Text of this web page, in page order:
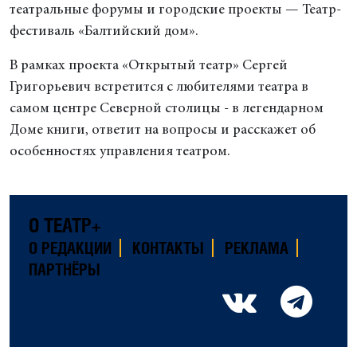
театральные форумы и городские проекты — Театр-
фестиваль «Балтийский дом».
В рамках проекта «Открытый театр» Сергей
Григорьевич встретится с любителями театра в
самом центре Северной столицы - в легендарном
Доме книги, ответит на вопросы и расскажет об
особенностях управления театром.
О ТЕАТР+
О РЕДАКЦИИ КОНТАКТЫ
РЕКЛАМА
ПАРТНЁРЫ